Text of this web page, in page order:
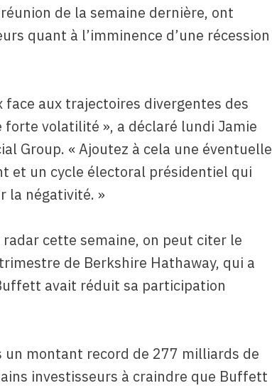
de la semaine dernière, ont
quant à l’imminence d’une récession
aux trajectoires divergentes des
volatilité », a déclaré lundi Jamie
Group. « Ajoutez à cela une éventuelle
et un cycle électoral présidentiel qui
la négativité. »
cette semaine, on peut citer le
de Berkshire Hathaway, qui a
avait réduit sa participation
montant record de 277 milliards de
investisseurs à craindre que Buffett